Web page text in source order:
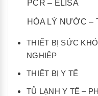
PCR – ELISA
HÓA LÝ NƯỚC –
THIẾT BỊ SỨC
NGHIỆP
THIẾT BỊ Y TẾ
TỦ LẠNH Y TẾ –